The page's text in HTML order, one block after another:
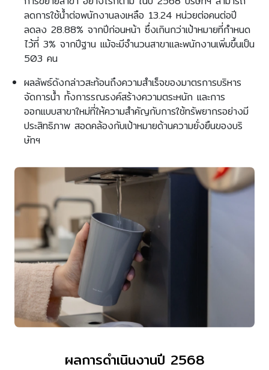
ลดการใช้น้ำต่อพนักงานลงเหลือ 13.24 หน่วยต่อคนต่อปี
ลดลง 28.88% จากปีก่อนหน้า ซึ่งเกินกว่าเป้าหมายที่กำหนด
ไว้ที่ 3% จากปีฐาน แม้จะมีจำนวนสาขาและพนักงานเพิ่มขึ้นเป็น
503 คน
ผลลัพธ์ดังกล่าวสะท้อนถึงความสำเร็จของมาตรการบริหาร
จัดการน้ำ ทั้งการรณรงค์สร้างความตระหนัก และการ
ออกแบบสาขาใหม่ที่ให้ความสำคัญกับการใช้ทรัพยากรอย่างมี
ประสิทธิภาพ สอดคล้องกับเป้าหมายด้านความยั่งยืนของบริ
ษัทฯ
ผลการดำเนินงานปี 2568